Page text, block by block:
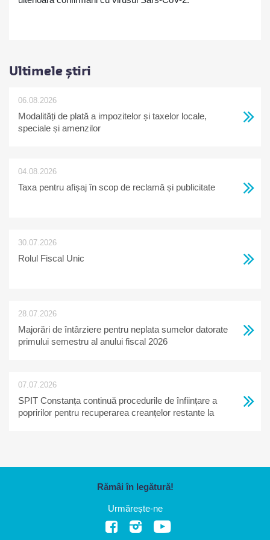
Ultimele știri
06.08.2026
Modalități de plată a impozitelor și taxelor locale,
speciale și amenzilor
04.08.2026
Taxa pentru afișaj în scop de reclamă și publicitate
30.07.2026
Rolul Fiscal Unic
28.07.2026
Majorări de întârziere pentru neplata sumelor datorate
primului semestru al anului fiscal 2026
07.07.2026
SPIT Constanța continuă procedurile de înființare a
popririlor pentru recuperarea creanțelor restante la
Rămâi în legătură!
Urmărește-ne